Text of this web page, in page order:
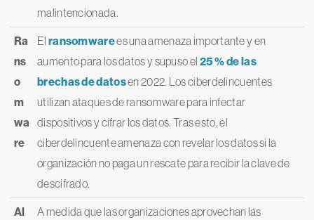
malintencionada.
Ra
ns
o
m
wa
re
El ransomwarees una amenaza importante y en
aumento para los datos y supuso el 25 % de las
brechas de datosen 2022. Los ciberdelincuentes
utilizan ataques de ransomware para infectar
dispositivos y cifrar los datos. Tras esto, el
ciberdelincuente amenaza con revelar los datos si la
organización no paga un rescate para recibir la clave de
descifrado.
Al
A medida que las organizaciones aprovechan las